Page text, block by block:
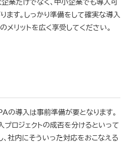
業だけでなく、中小企業でも導入可
ます。しっかり準備をして確実な導入
メリットを広く享受してください。
の導入は事前準備が要となります。
ロジェクトの成否を分けるといって
、社内にそういった対応をおこなえる